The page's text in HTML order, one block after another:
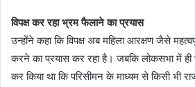
विपक्ष कर रहा भ्रम फैलाने का प्रयास
उन्होंने कहा कि विपक्ष अब महिला आरक्षण जैसे
करने का प्रयास कर रहा है। जबकि लोकसभा में ही
कर किया था कि परिसीमन के माध्यम से किसी भी